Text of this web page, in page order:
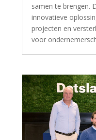
samen te brengen.
innovatieve
projecten en
voor